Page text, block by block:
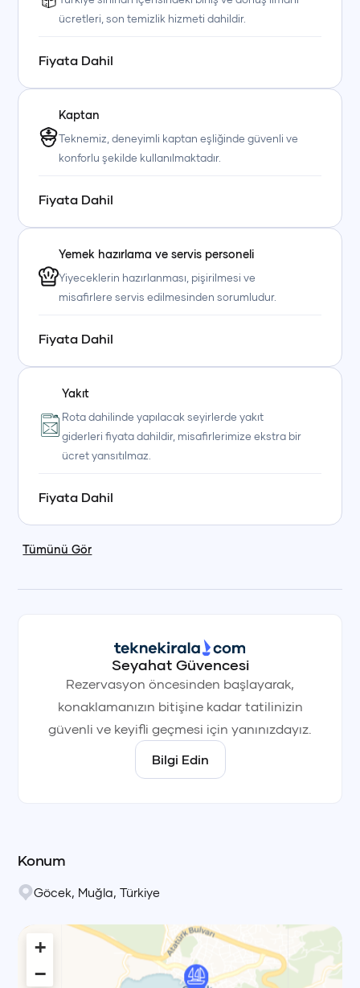
+90 (850) 242 50 50
+90 (850) 242 50 50
ücretleri, son temizlik hizmeti dahildir.
Fiyata Dahil
Kaptan
Teknemiz, deneyimli kaptan eşliğinde güvenli ve
konforlu şekilde kullanılmaktadır.
Fiyata Dahil
Yemek hazırlama ve servis personeli
Yiyeceklerin hazırlanması, pişirilmesi ve
misafirlere servis edilmesinden sorumludur.
Fiyata Dahil
Yakıt
Rota dahilinde yapılacak seyirlerde yakıt
giderleri fiyata dahildir, misafirlerimize ekstra bir
ücret yansıtılmaz.
Fiyata Dahil
Tümünü Gör
Seyahat Güvencesi
Rezervasyon öncesinden başlayarak,
konaklamanızın bitişine kadar tatilinizin
güvenli ve keyifli geçmesi için yanınızdayız.
Bilgi Edin
Konum
Göcek Muğla Türkiye
+
−
+90 (850) 242 50 50